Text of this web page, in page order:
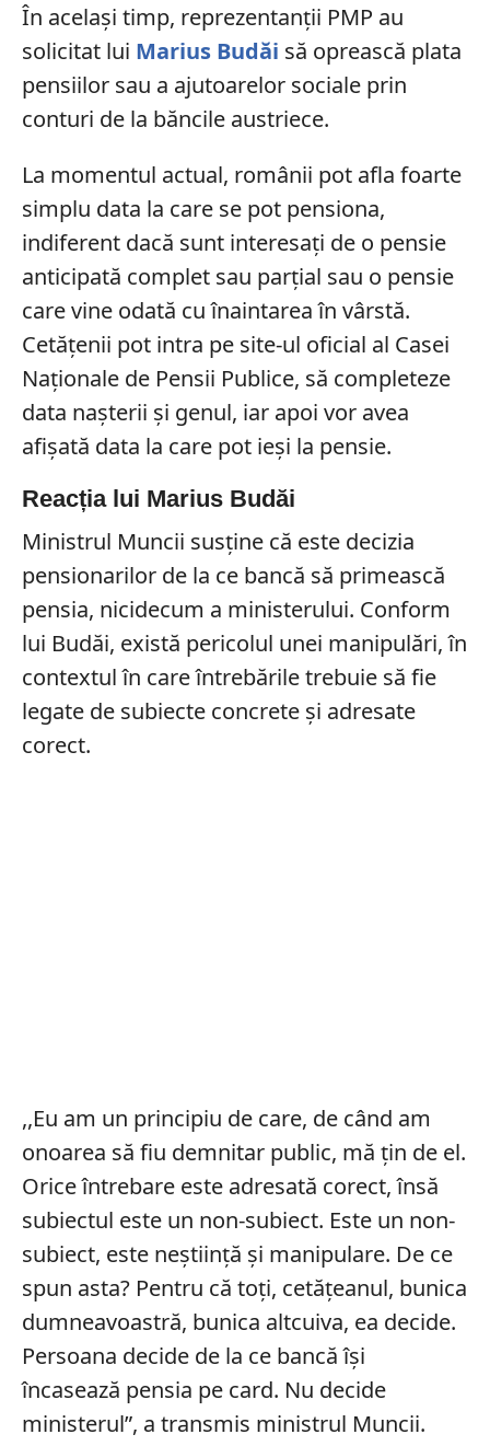
În același timp, reprezentanții PMP au
solicitat lui Marius Budăi să oprească plata
pensiilor sau a ajutoarelor sociale prin
conturi de la băncile austriece.
La momentul actual, românii pot afla foarte
simplu data la care se pot pensiona,
indiferent dacă sunt interesați de o pensie
anticipată complet sau parțial sau o pensie
care vine odată cu înaintarea în vârstă.
Cetățenii pot intra pe site-ul oficial al Casei
Naționale de Pensii Publice, să completeze
data nașterii și genul, iar apoi vor avea
afișată data la care pot ieși la pensie.
Reacția lui Marius Budăi
Ministrul Muncii susține că este decizia
pensionarilor de la ce bancă să primească
pensia, nicidecum a ministerului. Conform
lui Budăi, există pericolul unei manipulări, în
contextul în care întrebările trebuie să fie
legate de subiecte concrete și adresate
corect.
,,Eu am un principiu de care, de când am
onoarea să fiu demnitar public, mă țin de el.
Orice întrebare este adresată corect, însă
subiectul este un non-subiect. Este un non-
subiect, este neștiință și manipulare. De ce
spun asta? Pentru că toți, cetățeanul, bunica
dumneavoastră, bunica altcuiva, ea decide.
Persoana decide de la ce bancă îşi
încasează pensia pe card. Nu decide
ministerul”, a transmis ministrul Muncii.